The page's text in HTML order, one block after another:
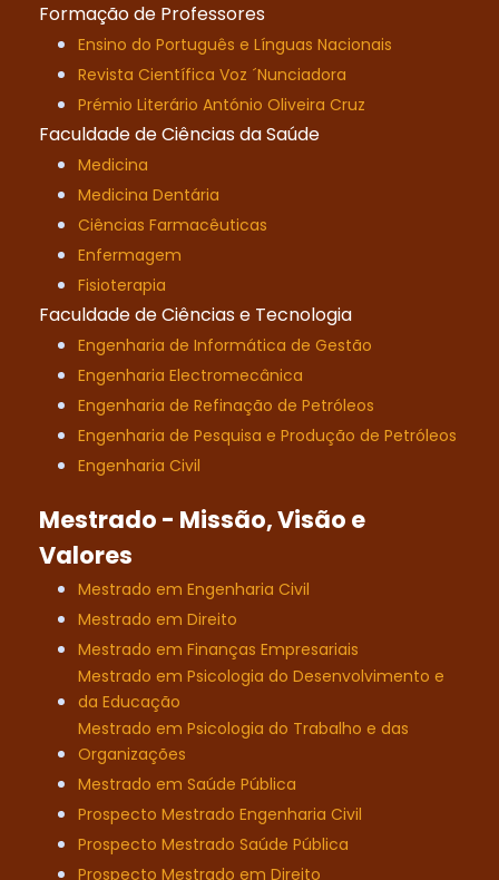
Formação de Professores
Ensino do Português e Línguas Nacionais
Revista Científica Voz ´Nunciadora
Prémio Literário António Oliveira Cruz
Faculdade de Ciências da Saúde
Medicina
Medicina Dentária
Ciências Farmacêuticas
Enfermagem
Fisioterapia
Faculdade de Ciências e Tecnologia
Engenharia de Informática de Gestão
Engenharia Electromecânica
Engenharia de Refinação de Petróleos
Engenharia de Pesquisa e Produção de Petróleos
Engenharia Civil
Mestrado - Missão, Visão e
Valores
Mestrado em Engenharia Civil
Mestrado em Direito
Mestrado em Finanças Empresariais
Mestrado em Psicologia do Desenvolvimento e
da Educação
Mestrado em Psicologia do Trabalho e das
Organizações
Mestrado em Saúde Pública
Prospecto Mestrado Engenharia Civil
Prospecto Mestrado Saúde Pública
Prospecto Mestrado em Direito